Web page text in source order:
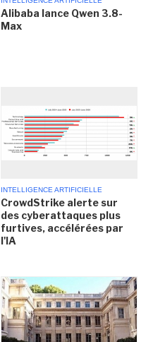
Alibaba lance Qwen 3.8-
Max
INTELLIGENCE ARTIFICIELLE
CrowdStrike alerte sur
des cyberattaques plus
furtives, accélérées par
l'IA